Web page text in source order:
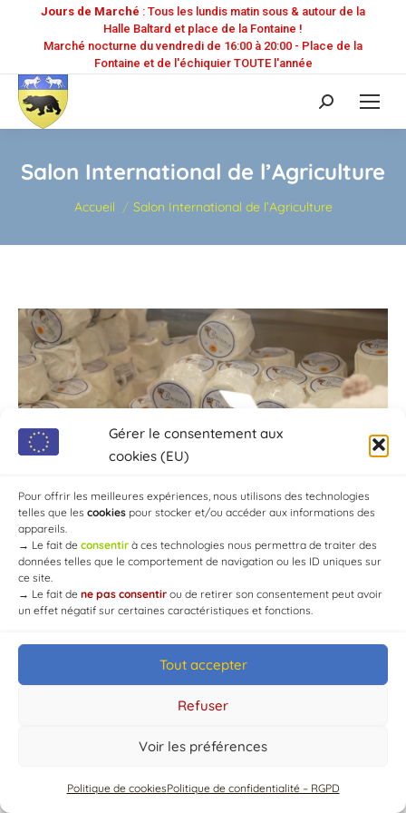
Gérer le consentement aux
cookies (EU)
Pour offrir les meilleures expériences, nous utilisons des technologies
telles que les cookies pour stocker et/ou accéder aux informations des
appareils.
→ Le fait de consentir à ces technologies nous permettra de traiter des
données telles que le comportement de navigation ou les ID uniques sur
ce site.
→ Le fait de ne pas consentir ou de retirer son consentement peut avoir
un effet négatif sur certaines caractéristiques et fonctions.
Tout accepter
Refuser
Voir les préférences
Politique de cookiesPolitique de confidentialité – RGPD
Jours de Marché : Tous les lundis matin sous & autour de la
Halle Baltard et place de la Fontaine !
Marché nocturne du vendredi de 16:00 à 20:00 - Place de la
Fontaine et de l'échiquier TOUTE l'année
Recherche
:
Salon International de l’Agriculture
Vous êtes ici :
Accueil Salon International de l’Agriculture
© Mairie de Chaource [2004-2024] | Tous droits réservés.